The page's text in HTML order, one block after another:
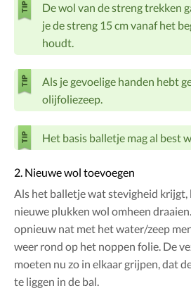
De wol van de streng trekken
je de streng 15 cm vanaf het
houdt.
Als je gevoelige handen hebt
olijfoliezeep.
Het basis balletje mag al best
2. Nieuwe wol toevoegen
Als het balletje wat stevigheid krijgt,
nieuwe plukken wol omheen
opnieuw nat met het water/zeep
weer rond op het noppen folie. De
moeten nu zo in elkaar grijpen, dat
te liggen in de bal.